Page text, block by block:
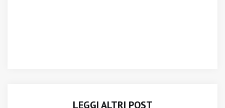
LEGGI ALTRI POST